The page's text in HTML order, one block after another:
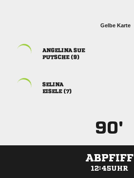
Gelbe Karte
 
 

 
90'
ABPFIFF
12:45UHR